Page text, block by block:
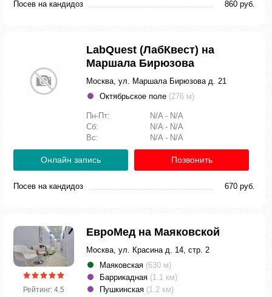
Посев на кандидоз 860 руб.
LabQuest (ЛабКвест) на
Маршала Бирюзова
Москва, ул. Маршала Бирюзова д. 21
Октябрьское поле (276 м)
Пн-Пт:
N/A - N/A
Сб:
N/A - N/A
Вс:
N/A - N/A
Онлайн запись Позвонить
Посев на кандидоз 670 руб.
Рейтинг: 4.5
ЕвроМед на Маяковской
Москва, ул. Красина д. 14, стр. 2
Маяковская (630 м)
Баррикадная (1.1 км)
Пушкинская (1.2 км)